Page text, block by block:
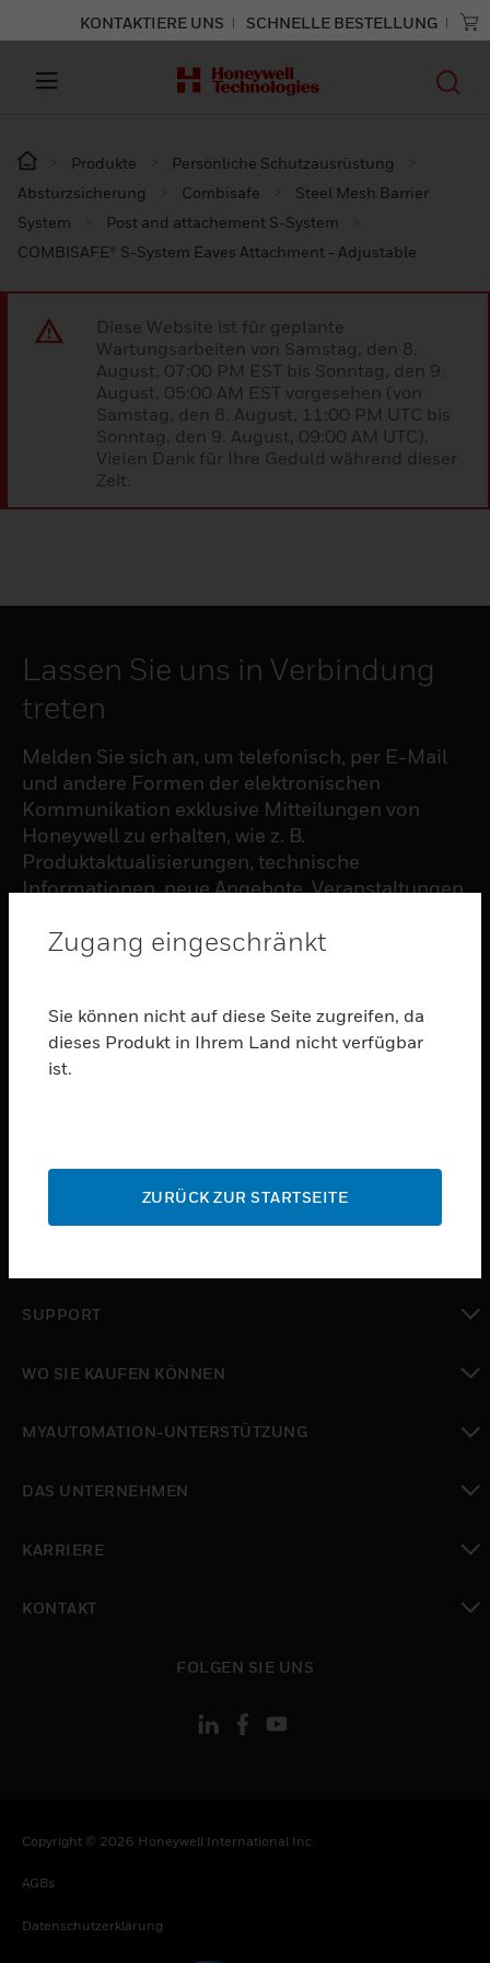
KONTAKTIERE UNS SCHNELLE BESTELLUNG
Produkte
Persönliche Schutzausrüstung
Absturzsicherung
Combisafe
Steel Mesh Barrier
System
Post and attachement S-System
COMBISAFE® S-System Eaves Attachment - Adjustable
Diese Website ist für geplante
Wartungsarbeiten von Samstag, den 8.
August, 07:00 PM EST bis Sonntag, den 9.
August, 05:00 AM EST vorgesehen (von
Samstag, den 8. August, 11:00 PM UTC bis
Sonntag, den 9. August, 09:00 AM UTC).
Vielen Dank für Ihre Geduld während dieser
Zeit.
Lassen Sie uns in Verbindung
treten
Melden Sie sich an, um telefonisch, per E-Mail
und andere Formen der elektronischen
Kommunikation exklusive Mitteilungen von
Honeywell zu erhalten, wie z. B.
Produktaktualisierungen, technische
Informationen, neue Angebote, Veranstaltungen
und ähnliche Themen.
ABONNIEREN
PRODUKTE
SUPPORT
WO SIE KAUFEN KÖNNEN
MYAUTOMATION-UNTERSTÜTZUNG
DAS UNTERNEHMEN
KARRIERE
KONTAKT
FOLGEN SIE UNS
Copyright © 2026 Honeywell International Inc
AGBs
Datenschutzerklärung
Zugang eingeschränkt
Sie können nicht auf diese Seite zugreifen, da
dieses Produkt in Ihrem Land nicht verfügbar
ist.
ZURÜCK ZUR STARTSEITE